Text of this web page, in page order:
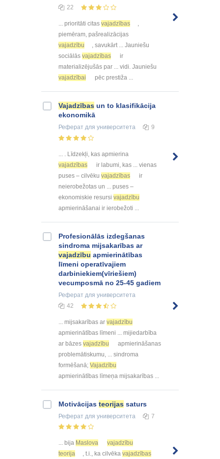
22
... prioritāti citas vajadzības
,
piemēram, pašrealizācijas
vajadzību
, savukārt ... Jauniešu
sociālās vajadzības
ir
materializējušās par ... vidi. Jauniešu
vajadzībai
pēc prestiža ...
Vajadzības un to klasifikācija
ekonomikā
Реферат для университета 9
... . Līdzekļi, kas apmierina
vajadzības
ir labumi, kas ... vienas
puses – cilvēku vajadzības
ir
neierobežotas un ... puses –
ekonomiskie resursi vajadzību
apmierināšanai ir ierobežoti ...
Profesionālās izdegšanas
sindroma mijsakarības ar
vajadzību apmierinātības
līmeni operatīvajiem
darbiniekiem(vīriešiem)
vecumposmā no 25-45 gadiem
Реферат для университета
42
... mijsakarības ar vajadzību
apmierinātības līmeni ... mijiedarbība
ar bāzes vajadzību
apmierināšanas
problemātiskumu, ... sindroma
formēšanā; Vajadzību
apmierinātības līmeņa mijsakarības ...
Motivācijas teorijas saturs
Реферат для университета 7
... bija Maslova
vajadzību
teorija
, t.i., ka cilvēka vajadzības